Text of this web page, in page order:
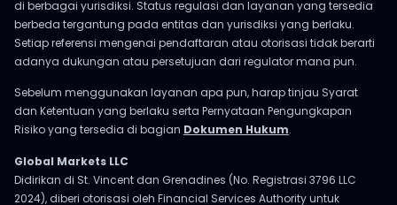
di berbagai yurisdiksi. Status regulasi dan layanan yang tersedia
berbeda tergantung pada entitas dan yurisdiksi yang berlaku.
Setiap referensi mengenai pendaftaran atau otorisasi tidak berarti
adanya dukungan atau persetujuan dari regulator mana pun.
Sebelum menggunakan layanan apa pun, harap tinjau Syarat
dan Ketentuan yang berlaku serta Pernyataan Pengungkapan
Risiko yang tersedia di bagian Dokumen Hukum.
Global Markets LLC
Didirikan di St. Vincent dan Grenadines (No. Registrasi 3796 LLC
2024), diberi otorisasi oleh Financial Services Authority untuk